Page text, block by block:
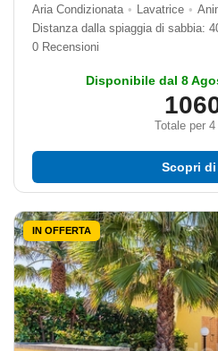
Aria Condizionata • Lavatrice •
Distanza dalla spiaggia di sabbia:
0 Recensioni
Disponibile dal 8
Totale per
Scopri
IN OFFERTA